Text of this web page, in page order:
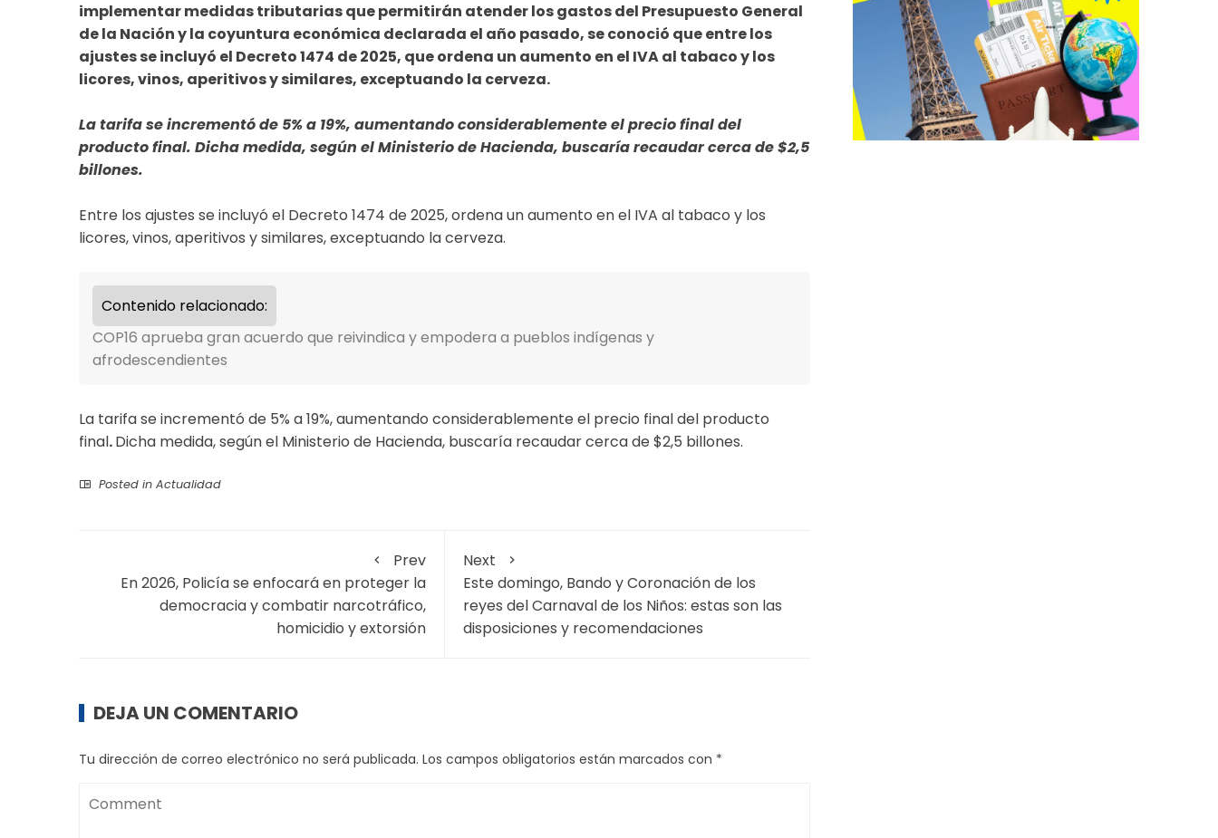
implementar medidas tributarias que permitirán atender los gastos del Presupuesto General
de la Nación y la coyuntura económica declarada el año pasado, se conoció que entre los
ajustes se incluyó el Decreto 1474 de 2025, que ordena un aumento en el IVA al tabaco y los
licores, vinos, aperitivos y similares, exceptuando la cerveza.
La tarifa se incrementó de 5% a 19%, aumentando considerablemente el precio final del
producto final. Dicha medida, según el Ministerio de Hacienda, buscaría recaudar cerca de $2,5
billones.
Entre los ajustes se incluyó el Decreto 1474 de 2025, ordena un aumento en el IVA al tabaco y los
licores, vinos, aperitivos y similares, exceptuando la cerveza.
Contenido relacionado:
COP16 aprueba gran acuerdo que reivindica y empodera a pueblos indígenas y
afrodescendientes
La tarifa se incrementó de 5% a 19%, aumentando considerablemente el precio final del producto
final.Dicha medida, según el Ministerio de Hacienda, buscaría recaudar cerca de $2,5 billones.
Posted in Actualidad
Prev
En 2026, Policía se enfocará en proteger la
democracia y combatir narcotráfico,
homicidio y extorsión
Next
Este domingo, Bando y Coronación de los
reyes del Carnaval de los Niños: estas son las
disposiciones y recomendaciones
DEJA UN COMENTARIO
Tu dirección de correo electrónico no será publicada. Los campos obligatorios están marcados con *